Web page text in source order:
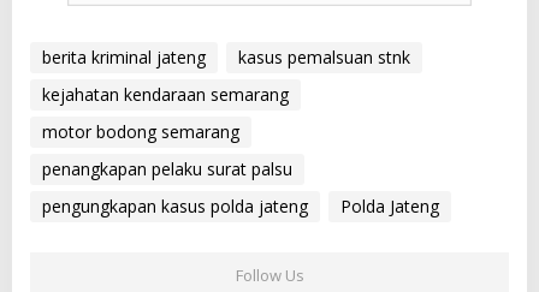
berita kriminal jateng
kasus pemalsuan stnk
kejahatan kendaraan semarang
motor bodong semarang
penangkapan pelaku surat palsu
pengungkapan kasus polda jateng
Polda Jateng
Follow Us